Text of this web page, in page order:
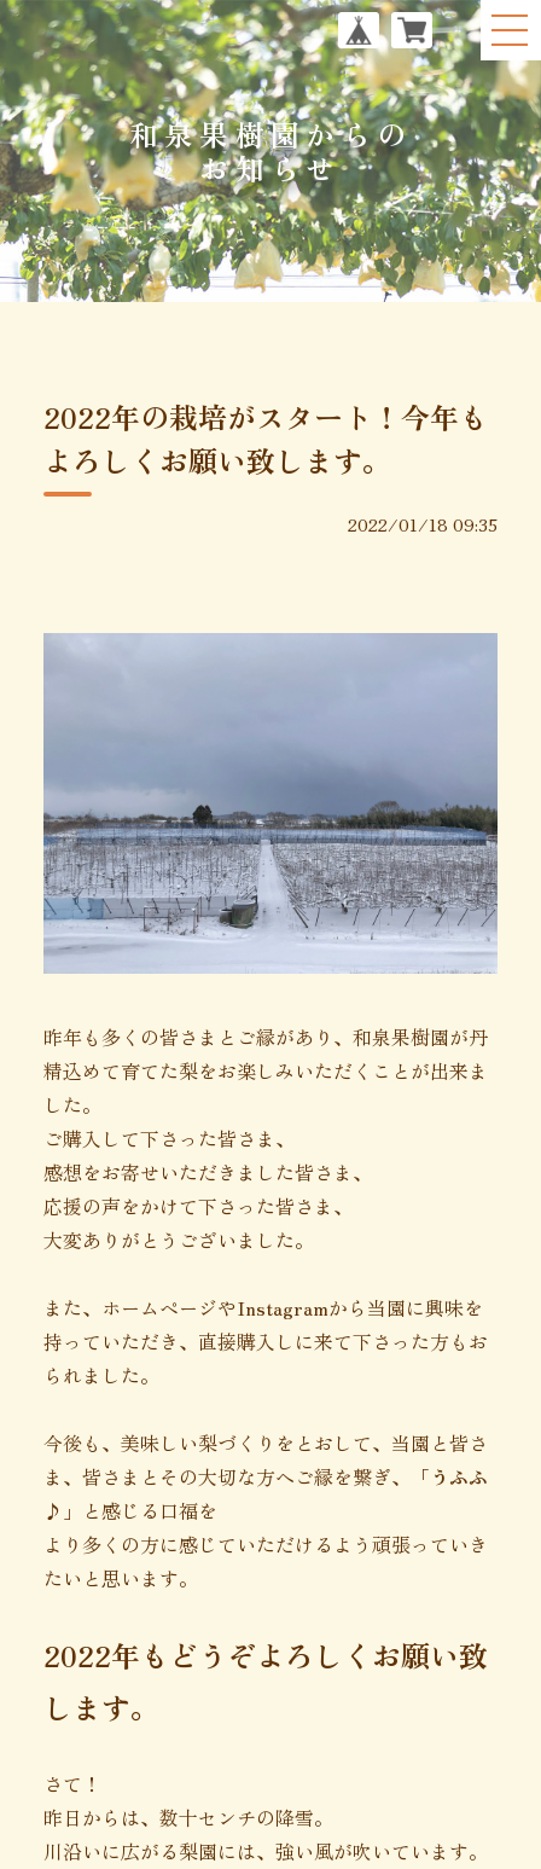
和泉果樹園からの
お知らせ
2022年の栽培がスタート！今年も
よろしくお願い致します。
2022/01/18 09:35
昨年も多くの皆さまとご縁があり、和泉果樹園が丹
精込めて育てた梨をお楽しみいただくことが出来ま
した。
ご購入して下さった皆さま、
感想をお寄せいただきました皆さま、
応援の声をかけて下さった皆さま、
大変ありがとうございました。
また、ホームページやInstagramから当園に興味を
持っていただき、直接購入しに来て下さった方もお
られました。
今後も、美味しい梨づくりをとおして、当園と皆さ
ま、皆さまとその大切な方へご縁を繋ぎ、
「うふふ
♪」 と感じる口福を
より多くの方に感じていただけるよう頑張っていき
たいと思います。
2022年もどうぞよろしくお願い致
します。
さて！
昨日からは、数十センチの降雪。
川沿いに広がる梨園には、強い風が吹いています。